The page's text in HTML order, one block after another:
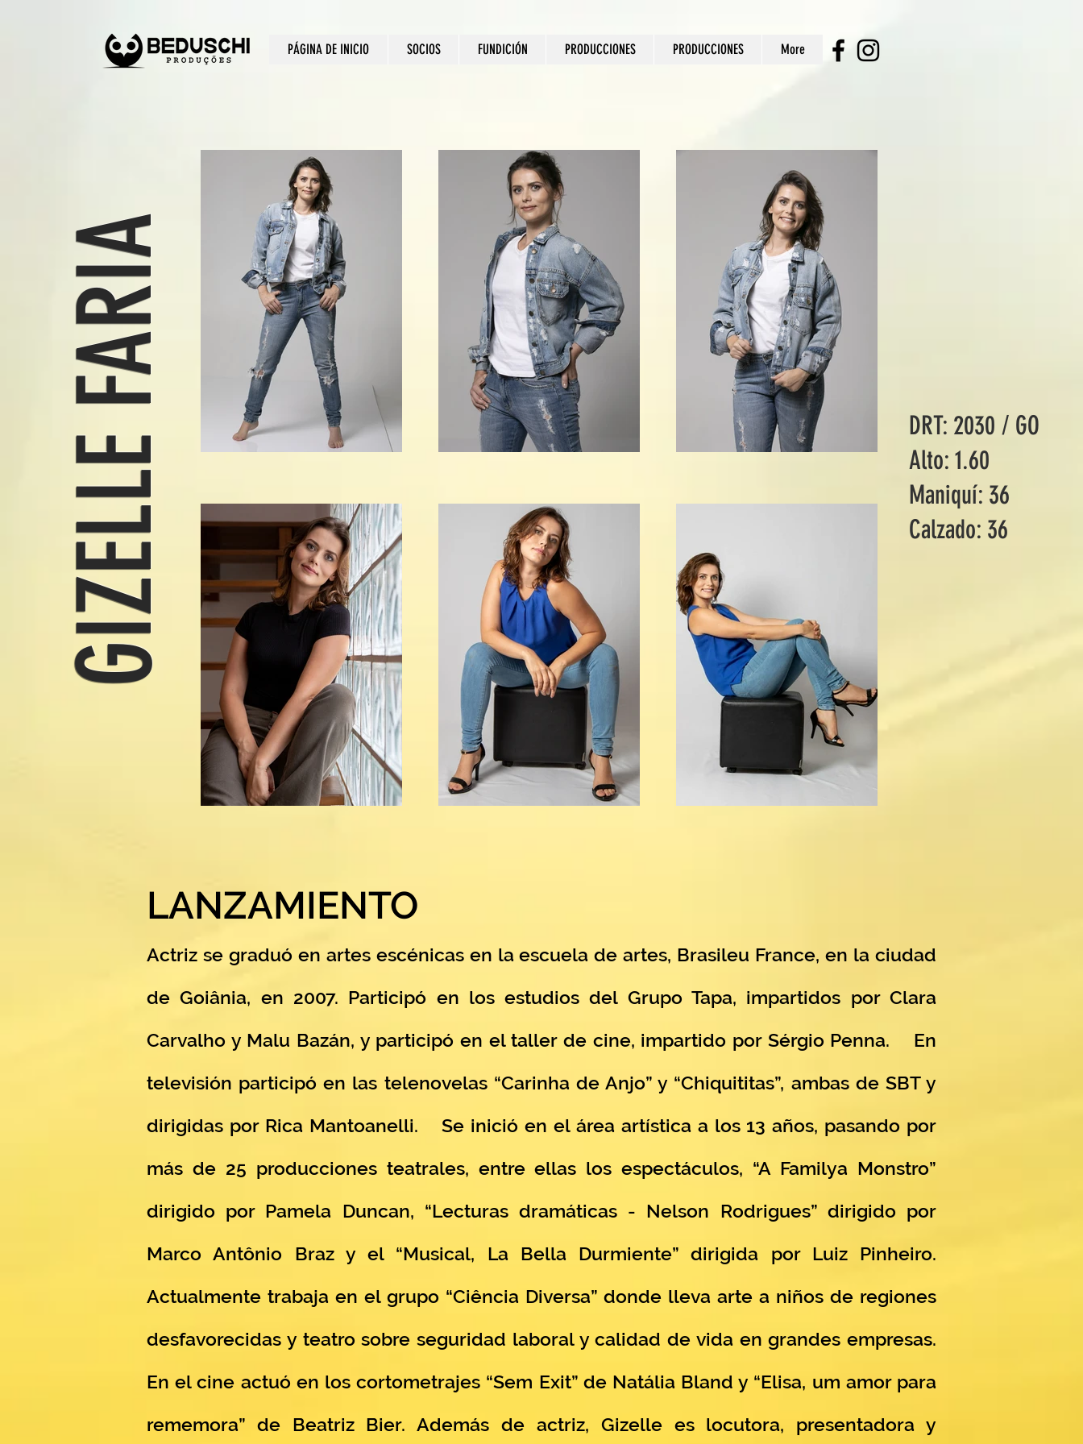
PÁGINA DE INICIO SOCIOS FUNDICIÓN PRODUCCIONES PRODUCCIONES More
GIZELLE FARIA
DRT: 2030 / GO
Alto: 1.60
Maniquí: 36
Calzado: 36
LANZAMIENTO
Actriz se graduó en artes escénicas en la escuela de artes, Brasileu France, en la ciudad
de Goiânia, en 2007. Participó en los estudios del Grupo Tapa, impartidos por Clara
Carvalho y Malu Bazán, y participó en el taller de cine, impartido por Sérgio Penna.
En
televisión participó en las telenovelas “Carinha de Anjo” y “Chiquititas”, ambas de SBT y
dirigidas por Rica Mantoanelli.
Se inició en el área artística a los 13 años, pasando por
más de 25 producciones teatrales, entre ellas los espectáculos, “A Familya Monstro”
dirigido por Pamela Duncan, “Lecturas dramáticas - Nelson Rodrigues” dirigido por
Marco Antônio Braz y el “Musical, La Bella Durmiente” dirigida por Luiz Pinheiro.
Actualmente trabaja en el grupo “Ciência Diversa” donde lleva arte a niños de regiones
desfavorecidas y teatro sobre seguridad laboral y calidad de vida en grandes empresas.
En el cine actuó en los cortometrajes “Sem Exit” de Natália Bland y “Elisa, um amor para
rememora” de Beatriz Bier. Además de actriz, Gizelle es locutora, presentadora y